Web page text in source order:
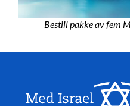
Bestill pakke av fem